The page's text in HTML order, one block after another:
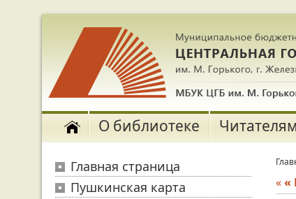
О библиотеке Читателям
Главная страница
Пушкинская карта
««